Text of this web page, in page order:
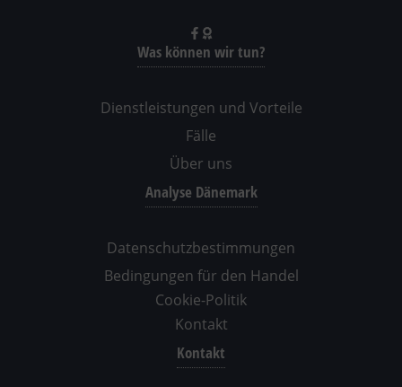
Was können wir tun?
Dienstleistungen und Vorteile
Fälle
Über uns
Analyse Dänemark
Datenschutzbestimmungen
Bedingungen für den Handel
Cookie-Politik
Kontakt
Kontakt